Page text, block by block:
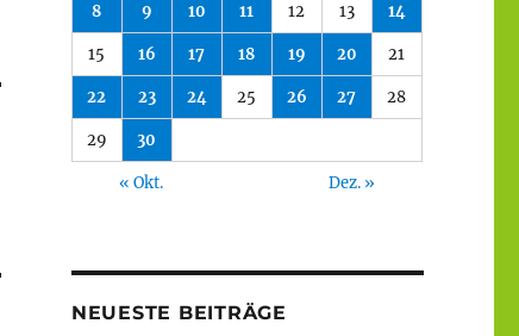
8 9 10 11 12 13 14
15 16 17 18 19 20 21
22 23 24 25 26 27 28
29 30
« Okt. Dez. »
NEUESTE BEITRÄGE